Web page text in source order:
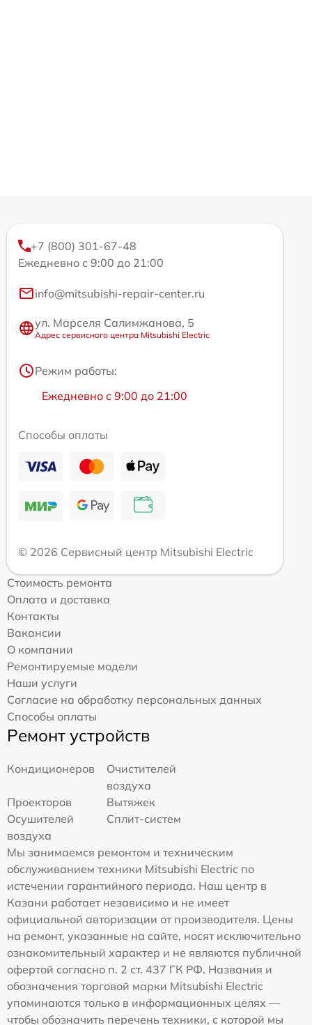
+7 (800) 301-67-48
Ежедневно с 9:00 до 21:00
info@mitsubishi-repair-center.ru
ул. Марселя Салимжанова, 5
Адрес сервисного центра Mitsubishi Electric
Режим работы:
Ежедневно с 9:00 до 21:00
Способы оплаты
© 2026 Сервисный центр Mitsubishi Electric
Стоимость ремонта
Оплата и доставка
Контакты
Вакансии
О компании
Ремонтируемые модели
Наши услуги
Согласие на обработку персональных данных
Способы оплаты
Ремонт устройств
Кондиционеров
Очистителей
воздуха
Проекторов
Вытяжек
Осушителей
воздуха
Сплит-систем
Мы занимаемся ремонтом и техническим
обслуживанием техники Mitsubishi Electric по
истечении гарантийного периода. Наш центр в
Казани работает независимо и не имеет
официальной авторизации от производителя. Цены
на ремонт, указанные на сайте, носят исключительно
ознакомительный характер и не являются публичной
офертой согласно п. 2 ст. 437 ГК РФ. Названия и
обозначения торговой марки Mitsubishi Electric
упоминаются только в информационных целях —
чтобы обозначить перечень техники, с которой мы